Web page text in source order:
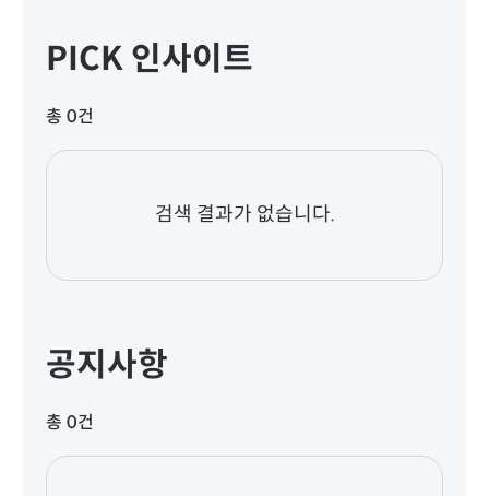
PICK 인사이트
총 0건
검색 결과가 없습니다.
공지사항
총 0건